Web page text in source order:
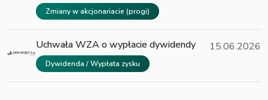
Zmiany w akcjonariacie (progi)
Uchwała WZA o wypłacie dywidendy
Dywidenda / Wypłata zysku
15.06.2026